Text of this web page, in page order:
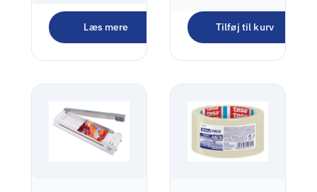
HERMA
Transfer
Limrullegenopfyldning
135,00kr.
Læs mere Tilføj til kurv